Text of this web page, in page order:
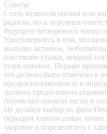
Советы
Стать хозяином собаки или
радость, но и огромная
будущего четвероного члена
Удостоверьтесь в том, что
малыши активны, любопытны
блестящие глазки, мокрый
телосложение. Первые
это должно быть отмечено в
предрасположенность к
должны предоставить
потомство прошли тесты и
Не делайте выбор по фото
будущим членом семьи лично.
здоровье и определитесь с